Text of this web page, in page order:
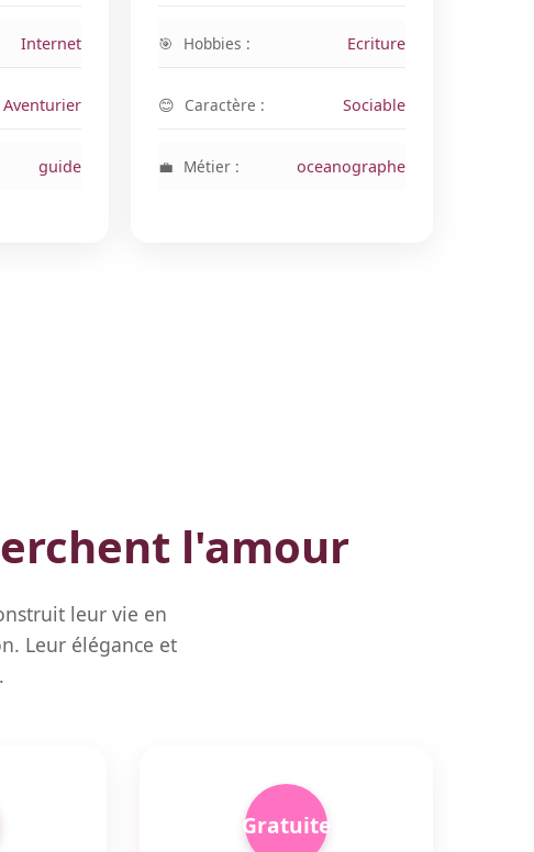
Internet
Aventurier
guide
Hobbies : Ecriture
Caractère : Sociable
Métier : oceanographe
l'amour
leur vie en
Leur élégance et
Gratuite